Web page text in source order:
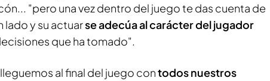
"pero una vez dentro del juego te das cuenta de
lado y su actuarse adecúa al carácter del jugador
que ha tomado".
al final del juego contodos nuestros